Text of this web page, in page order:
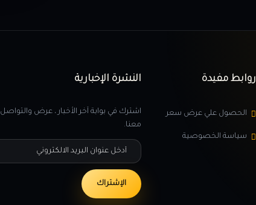
روابط مفيدة
الحصول علي عرض سعر
سياسة الخصوصية
النشرة الإخبارية
اشترك في بوابة آخر الأخبار ، عرض والتواصل
معنا.
أدخل عنوان البريد الالكتروني
الإشتراك